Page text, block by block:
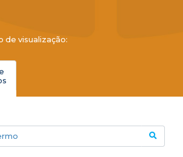
de visualização: